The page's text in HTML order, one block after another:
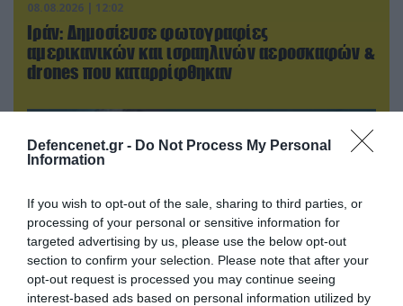
Defencenet.gr - Do Not Process My Personal
Information
If you wish to opt-out of the sale, sharing to third parties, or
processing of your personal or sensitive information for
targeted advertising by us, please use the below opt-out
section to confirm your selection. Please note that after your
opt-out request is processed you may continue seeing
interest-based ads based on personal information utilized by
08.08.2026 | 12:02
Ιράν: Δημοσίευσε φωτογραφίες
αμερικανικών και ισραηλινών αεροσκαφών &
drones που καταρρίφθηκαν